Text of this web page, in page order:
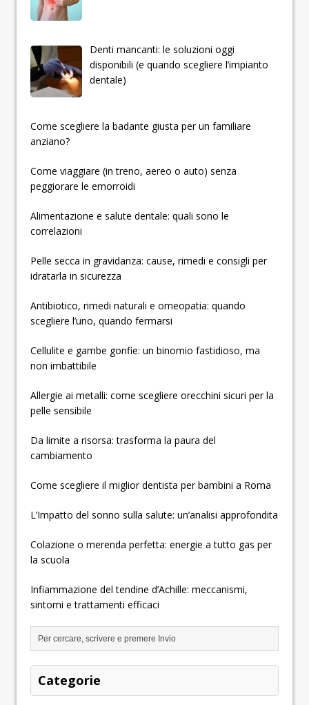
Denti mancanti: le soluzioni oggi
disponibili (e quando scegliere l’impianto
dentale)
­­­­­Come scegliere la badante giusta per un familiare
anziano?
Come viaggiare (in treno, aereo o auto) senza
peggiorare le emorroidi
Alimentazione e salute dentale: quali sono le
correlazioni
Pelle secca in gravidanza: cause, rimedi e consigli per
idratarla in sicurezza
Antibiotico, rimedi naturali e omeopatia: quando
scegliere l’uno, quando fermarsi
Cellulite e gambe gonfie: un binomio fastidioso, ma
non imbattibile
Allergie ai metalli: come scegliere orecchini sicuri per la
pelle sensibile
Da limite a risorsa: trasforma la paura del
cambiamento
Come scegliere il miglior dentista per bambini a Roma
L’Impatto del sonno sulla salute: un’analisi approfondita
Colazione o merenda perfetta: energie a tutto gas per
la scuola
Infiammazione del tendine d’Achille: meccanismi,
sintomi e trattamenti efficaci
Categorie